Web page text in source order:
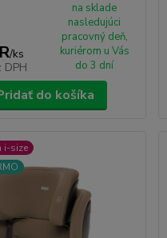
/ks
DPH
na sklade
nasledujúci
pracovný deň,
kuriérom u Vás
do 3 dní
do košíka
i-size